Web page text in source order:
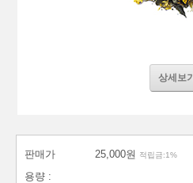
상세보기
판매가 25,000원 적립금:1%
용량 :